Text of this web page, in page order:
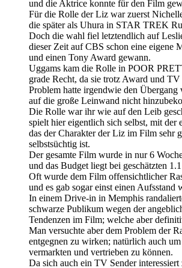
und die Aktrice konnte für den Film
Für die Rolle der Liz war zuerst
die später als Uhura in STAR TREK
Doch die wahl fiel letztendlich auf
dieser Zeit auf CBS schon eine eigene
und einen Tony Award gewann.
Uggams kam die Rolle in POOR
grade Recht, da sie trotz Award und
Problem hatte irgendwie den
auf die große Leinwand nicht
Die Rolle war ihr wie auf den Leib
spielt hier eigentlich sich selbst, mit der
das der Charakter der Liz im Film sehr
selbstsüchtig ist.
Der gesamte Film wurde in nur 6
und das Budget liegt bei geschätzten
Oft wurde dem Film offensichtlicher
und es gab sogar einst einen Aufsstand
In einem Drive-in in Memphis
schwarze Publikum wegen der
Tendenzen im Film; welche aber
Man versuchte aber dem Problem der
entgegnen zu wirken; natürlich auch
vermarkten und vertrieben zu können.
Da sich auch ein TV Sender